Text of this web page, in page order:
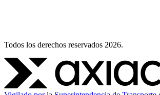
Todos los derechos reservados 2026.